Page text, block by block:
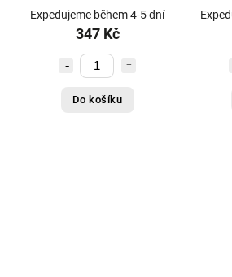
KL-23630
Expedujeme během 4-5 dní
347 Kč
Do košíku